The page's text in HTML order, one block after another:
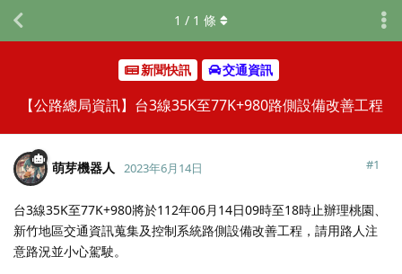
新聞快訊 交通資訊
【公路總局資訊】台3線35K至77K+980路側設備改善工程
1 / 1 條
萌芽機器人 2023年6月14日 #1
台3線35K至77K+980將於112年06月14日09時至18時止辦理桃園、
新竹地區交通資訊蒐集及控制系統路側設備改善工程，請用路人注
意路況並小心駕駛。